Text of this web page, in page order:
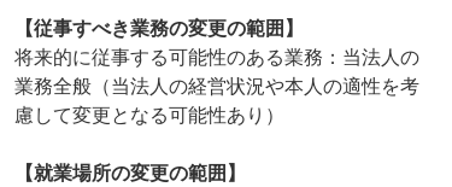
【従事すべき業務の変更の範囲】
将来的に従事する可能性のある業務：当法人の
業務全般（当法人の経営状況や本人の適性を考
慮して変更となる可能性あり）
【就業場所の変更の範囲】